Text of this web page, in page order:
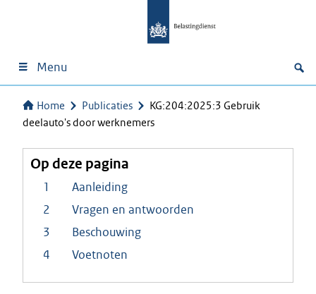
Menu
Home Publicaties
KG:204:2025:3 Gebruik
deelauto's door werknemers
Op deze pagina
1 Aanleiding
2 Vragen en antwoorden
3 Beschouwing
4 Voetnoten